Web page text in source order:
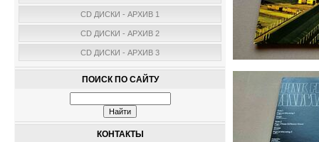
CD ДИСКИ - АРХИВ 1
CD ДИСКИ - АРХИВ 2
CD ДИСКИ - АРХИВ 3
ПОИСК ПО САЙТУ
КОНТАКТЫ